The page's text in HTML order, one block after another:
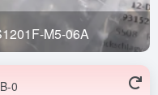
M5-06A
0